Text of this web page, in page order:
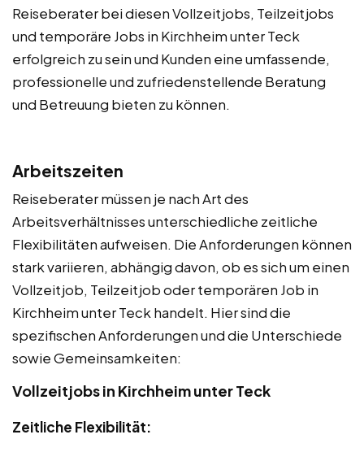
Reiseberater bei diesen Vollzeitjobs, Teilzeitjobs
und temporäre Jobs in Kirchheim unter Teck
erfolgreich zu sein und Kunden eine umfassende,
professionelle und zufriedenstellende Beratung
und Betreuung bieten zu können.
Arbeitszeiten
Reiseberater müssen je nach Art des
Arbeitsverhältnisses unterschiedliche zeitliche
Flexibilitäten aufweisen. Die Anforderungen können
stark variieren, abhängig davon, ob es sich um einen
Vollzeitjob, Teilzeitjob oder temporären Job in
Kirchheim unter Teck handelt. Hier sind die
spezifischen Anforderungen und die Unterschiede
sowie Gemeinsamkeiten:
Vollzeitjobs in Kirchheim unter Teck
Zeitliche Flexibilität: